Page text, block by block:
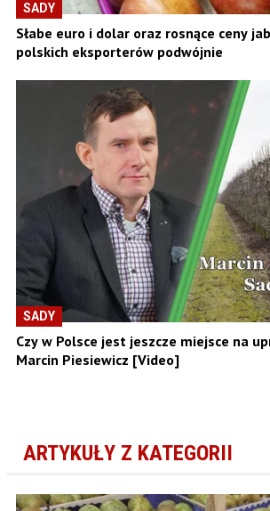
SADY
Słabe euro i dolar oraz rosnące ceny
polskich eksporterów podwójnie
SADY
Czy w Polsce jest jeszcze miejsce na
Marcin Piesiewicz [Video]
ARTYKUŁY Z KATEGORII